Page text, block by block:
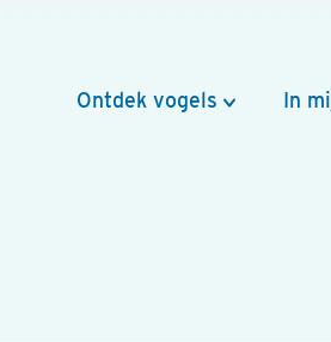
Ontdek vogels In